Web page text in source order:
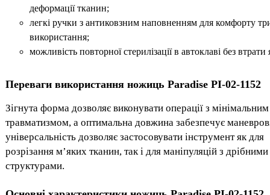
деформації тканин;
легкі ручки з антиковзним наповненням для комфорту
використання;
можливість повторної стерилізації в автоклаві без втрати
Переваги використання ножиць Paradise PI-02-1152
Зігнута форма дозволяє виконувати операції з мінімальним
травматизмом, а оптимальна довжина забезпечує
універсальність дозволяє застосовувати інструмент як для
розрізання м’яких тканин, так і для маніпуляцій з дрібними
структурами.